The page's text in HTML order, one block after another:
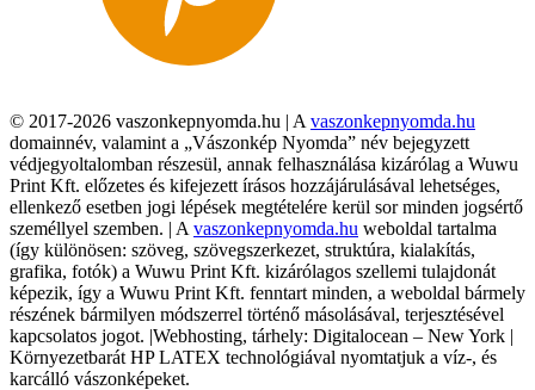
© 2017-2026 vaszonkepnyomda.hu | A vaszonkepnyomda.hu
domainnév, valamint a „Vászonkép Nyomda” név bejegyzett
védjegyoltalomban részesül, annak felhasználása kizárólag a Wuwu
Print Kft. előzetes és kifejezett írásos hozzájárulásával lehetséges,
ellenkező esetben jogi lépések megtételére kerül sor minden jogsértő
személlyel szemben. | A vaszonkepnyomda.hu weboldal tartalma
(így különösen: szöveg, szövegszerkezet, struktúra, kialakítás,
grafika, fotók) a Wuwu Print Kft. kizárólagos szellemi tulajdonát
képezik, így a Wuwu Print Kft. fenntart minden, a weboldal bármely
részének bármilyen módszerrel történő másolásával, terjesztésével
kapcsolatos jogot. |Webhosting, tárhely: Digitalocean – New York |
Környezetbarát HP LATEX technológiával nyomtatjuk a víz-, és
karcálló vászonképeket.